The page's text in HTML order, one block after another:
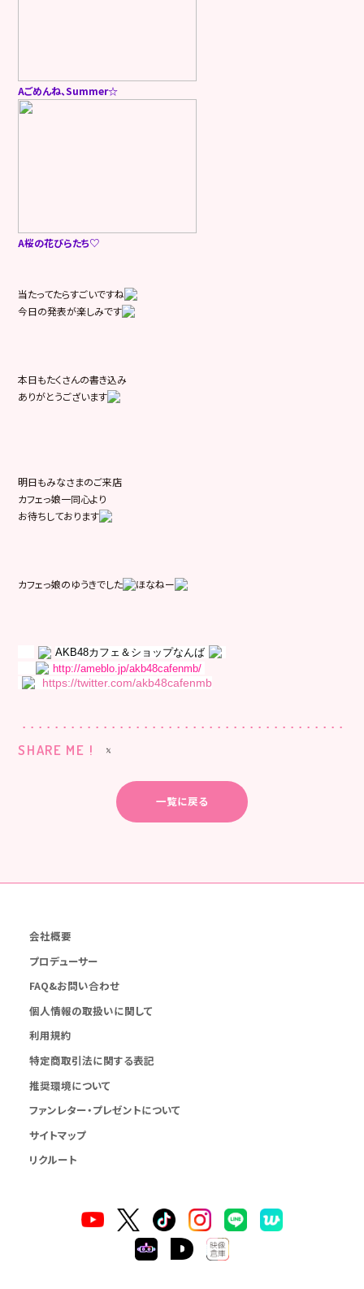
Aごめんね、Summer☆
A桜の花びらたち♡
当たってたらすごいですね
今日の発表が楽しみです
本日もたくさんの書き込み
ありがとうございます
明日もみなさまのご来店
カフェっ娘一同心より
お待ちしております
カフェっ娘のゆうきでした ほなねー
AKB48カフェ＆ショップなんば
http://ameblo.jp/akb48cafenmb/
https://twitter.com/akb48cafenmb
SHARE ME !
一覧に戻る
会社概要
プロデューサー
FAQ&お問い合わせ
個人情報の取扱いに関して
利用規約
特定商取引法に関する表記
推奨環境について
ファンレター・プレゼントについて
サイトマップ
リクルート